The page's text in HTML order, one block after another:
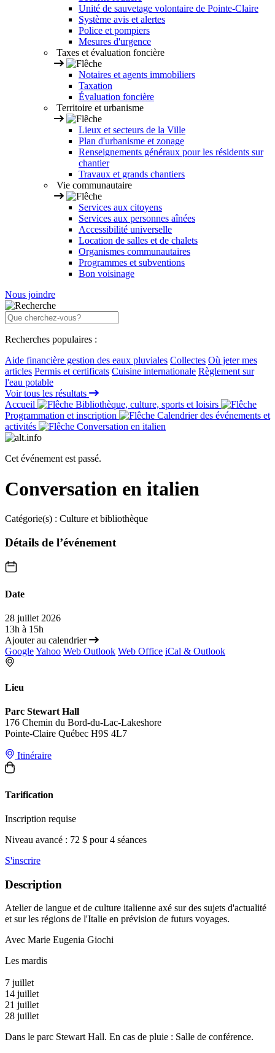
Unité de sauvetage volontaire de Pointe-Claire
Système avis et alertes
Police et pompiers
Mesures d'urgence
Taxes et évaluation foncière
Notaires et agents immobiliers
Taxation
Évaluation foncière
Territoire et urbanisme
Lieux et secteurs de la Ville
Plan d'urbanisme et zonage
Renseignements généraux pour les résidents sur
chantier
Travaux et grands chantiers
Vie communautaire
Services aux citoyens
Services aux personnes aînées
Accessibilité universelle
Location de salles et de chalets
Organismes communautaires
Programmes et subventions
Bon voisinage
Nous joindre
Recherches populaires :
Aide financière gestion des eaux pluviales Collectes Où jeter mes
articles Permis et certificats Cuisine internationale Règlement sur
l'eau potable
Voir tous les résultats
Accueil
Bibliothèque, culture, sports et loisirs
Programmation et inscription
Calendrier des événements et
activités
Conversation en italien
Cet événement est passé.
Conversation en italien
Catégorie(s) : Culture et bibliothèque
Détails de l’événement
Date
28 juillet 2026
13h à 15h
Ajouter au calendrier
GoogleYahoo Web Outlook Web Office iCal & Outlook
Lieu
Parc Stewart Hall
176 Chemin du Bord-du-Lac-Lakeshore
Pointe-Claire Québec H9S 4L7
Itinéraire
Tarification
Inscription requise
Niveau avancé : 72 $ pour 4 séances
S'inscrire
Description
Atelier de langue et de culture italienne axé sur des sujets d'actualité
et sur les régions de l'Italie en prévision de futurs voyages.
Avec Marie Eugenia Giochi
Les mardis
7 juillet
14 juillet
21 juillet
28 juillet
Dans le parc Stewart Hall. En cas de pluie : Salle de conférence.